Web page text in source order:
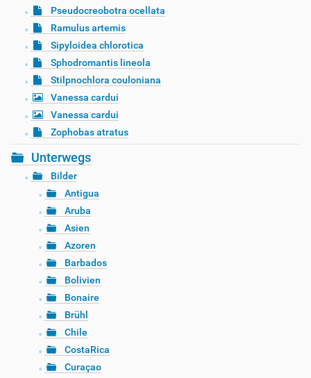
Pseudocreobotra ocellata
Ramulus artemis
Sipyloidea chlorotica
Sphodromantis lineola
Stilpnochlora couloniana
Vanessa cardui
Vanessa cardui
Zophobas atratus
Unterwegs
Bilder
Antigua
Aruba
Asien
Azoren
Barbados
Bolivien
Bonaire
Brühl
Chile
CostaRica
Curaçao